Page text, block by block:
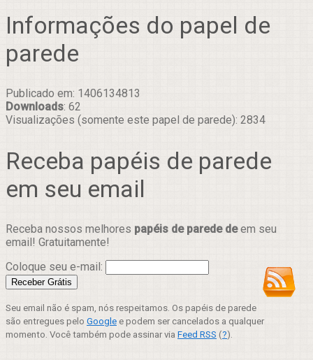
Informações do papel de
parede
Publicado em: 1406134813
Downloads: 62
Visualizações (somente este papel de parede): 2834
Receba papéis de parede
em seu email
Receba nossos melhores papéis de parede deem seu
email! Gratuitamente!
Coloque seu e-mail:
Seu email não é spam, nós respeitamos. Os papéis de parede
são entregues pelo Google e podem ser cancelados a qualquer
momento. Você também pode assinar via Feed RSS (?).